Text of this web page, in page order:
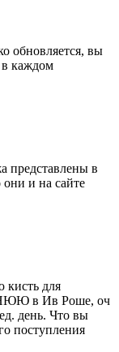
обновляется, вы
в каждом
представлены в
они и на сайте
кисть для
в Ив Роше, оч
день. Что вы
поступления